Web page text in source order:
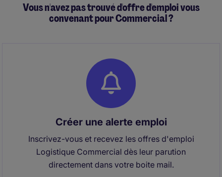
Vous n'avez pas trouvé d'offre d'emploi vous
convenant pour Commercial ?
Créer une alerte emploi
Inscrivez-vous et recevez les offres d'emploi
Logistique Commercial dès leur parution
directement dans votre boite mail.